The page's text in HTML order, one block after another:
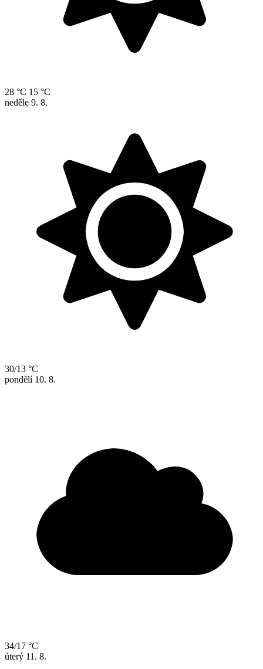
28 °C 15 °C
neděle 9. 8.
30/13 °C
pondělí 10. 8.
34/17 °C
úterý 11. 8.